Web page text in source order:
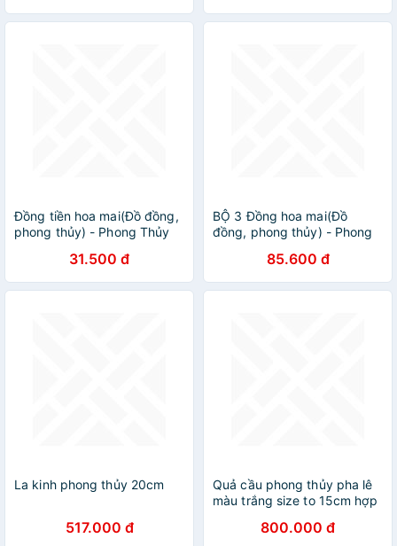
Đồng tiền hoa mai(Đồ đồng,
phong thủy) - Phong Thủy
31.500 đ
BỘ 3 Đồng hoa mai(Đồ
đồng, phong thủy) - Phong
85.600 đ
La kinh phong thủy 20cm
517.000 đ
Quả cầu phong thủy pha lê
màu trắng size to 15cm hợp
phong thủy trang trí
800.000 đ